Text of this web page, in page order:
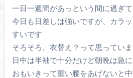
一日一週間があっという間に過ぎて
今日も日差しは強いですが、カラ
すいです
そろそろ、衣替え？って思ってい
日中は半袖で十分だけど朝晩は急
おもいきって重い腰をあげないと